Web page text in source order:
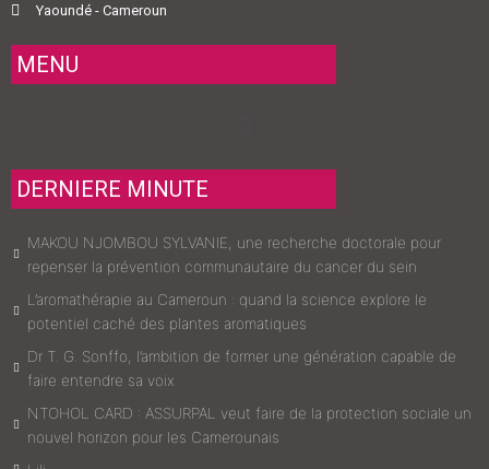
Yaoundé - Cameroun
MENU
DERNIERE MINUTE
MAKOU NJOMBOU SYLVANIE, une recherche doctorale pour
repenser la prévention communautaire du cancer du sein
L’aromathérapie au Cameroun : quand la science explore le
potentiel caché des plantes aromatiques
Dr T. G. Sonffo, l’ambition de former une génération capable de
faire entendre sa voix
NTOHOL CARD : ASSURPAL veut faire de la protection sociale un
nouvel horizon pour les Camerounais